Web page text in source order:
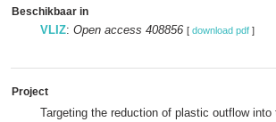
Beschikbaar in
VLIZ: Open access 408856 [ download pdf ]
Project
Targeting the reduction of plastic outflow into